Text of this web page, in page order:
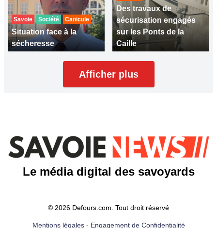
Savoie Société Canicule
Situation face à la
sécheresse
Des travaux de
sécurisation engagés
sur les Ponts de la
Caille
Afficher plus
Le média digital des savoyards
© 2026 Defours.com. Tout droit réservé
Mentions légales- Engagement de Confidentialité